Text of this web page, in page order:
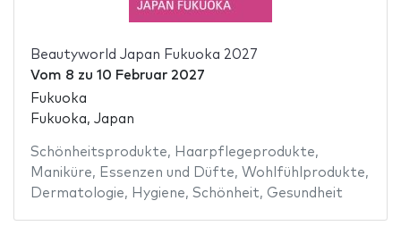
Beautyworld Japan Fukuoka 2027
Vom 8 zu 10 Februar 2027
Fukuoka
Fukuoka, Japan
Schönheitsprodukte, Haarpflegeprodukte,
Maniküre, Essenzen und Düfte, Wohlfühlprodukte,
Dermatologie, Hygiene, Schönheit, Gesundheit